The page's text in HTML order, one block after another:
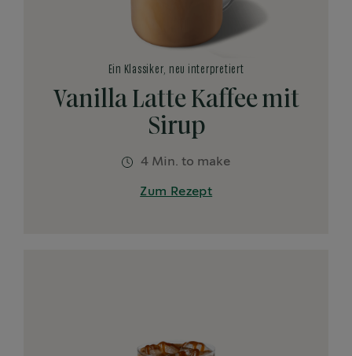
Vanilla Latte Kaffee mit
Sirup
Ein Klassiker, neu interpretiert
4 Min. to make
Zum Rezept